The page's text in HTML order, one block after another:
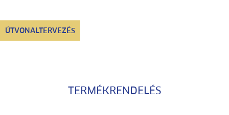
ÚTVONALTERVEZÉS
TERMÉKRENDELÉS